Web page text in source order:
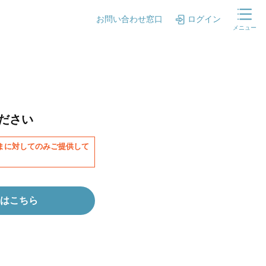
お問い合わせ窓口 ログイン
メニュー
さい
に対してのみご提供して
こちら